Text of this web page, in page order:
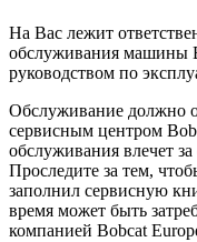
На Вас лежит
обслуживания машины
руководством по
Обслуживание должно
сервисным центром
обслуживания влечет
Проследите за тем,
заполнил сервисную
время может быть
компанией Bobcat